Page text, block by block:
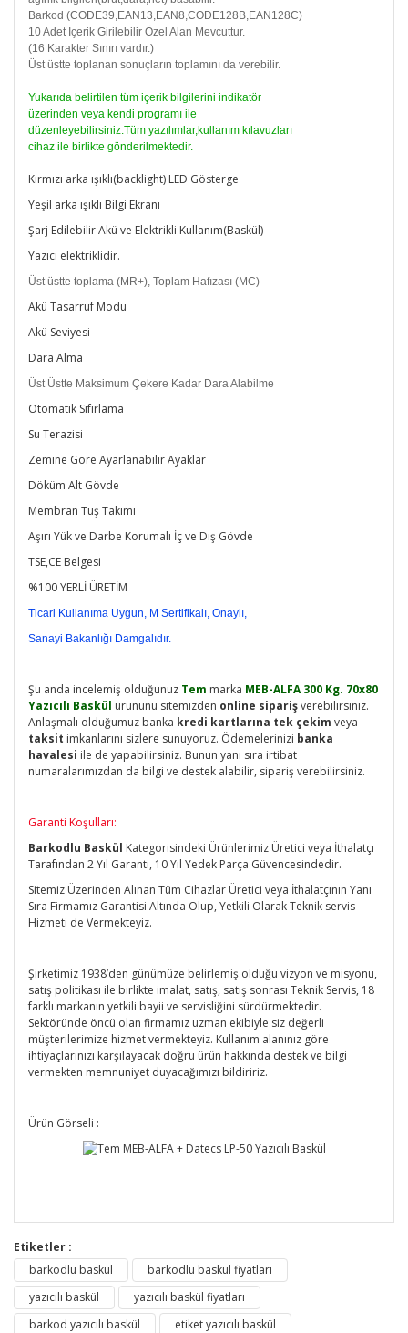
Barkod (CODE39,EAN13,EAN8,CODE128B,EAN128C)
10 Adet İçerik Girilebilir Özel Alan Mevcuttur.
(16 Karakter Sınırı vardır.)
Üst üstte toplanan sonuçların toplamını da verebilir.
Yukarıda belirtilen tüm içerik bilgilerini indikatör
üzerinden veya kendi programı ile
düzenleyebilirsiniz.Tüm yazılımlar,kullanım kılavuzları
cihaz ile birlikte gönderilmektedir.
Kırmızı arka ışıklı(backlight) LED Gösterge
Yeşil arka ışıklı Bilgi Ekranı
Şarj Edilebilir Akü ve Elektrikli Kullanım(Baskül)
Yazıcı elektriklidir.
Üst üstte toplama (MR+), Toplam Hafızası (MC)
Akü Tasarruf Modu
Akü Seviyesi
Dara Alma
Üst Üstte Maksimum Çekere Kadar Dara Alabilme
Otomatik Sıfırlama
Su Terazisi
Zemine Göre Ayarlanabilir Ayaklar
Döküm Alt Gövde
Membran Tuş Takımı
Aşırı Yük ve Darbe Korumalı İç ve Dış Gövde
TSE,CE Belgesi
%100 YERLİ ÜRETİM
Ticari Kullanıma Uygun, M Sertifikalı, Onaylı,
Sanayi Bakanlığı Damgalıdır.
Şu anda incelemiş olduğunuz Tem marka MEB-ALFA 300 Kg. 70x80
Yazıcılı Baskül ürününü sitemizden online siparişverebilirsiniz.
Anlaşmalı olduğumuz banka kredi kartlarına tek çekim veya
taksit imkanlarını sizlere sunuyoruz. Ödemelerinizi banka
havalesi ile de yapabilirsiniz. Bunun yanı sıra irtibat
numaralarımızdan da bilgi ve destek alabilir, sipariş verebilirsiniz.
Garanti Koşulları:
Barkodlu Baskül Kategorisindeki Ürünlerimiz Üretici veya İthalatçı
Tarafından 2 Yıl Garanti, 10 Yıl Yedek Parça Güvencesindedir.
Sitemiz Üzerinden Alınan Tüm Cihazlar Üretici veya İthalatçının Yanı
Sıra Firmamız Garantisi Altında Olup, Yetkili Olarak Teknik servis
Hizmeti de Vermekteyiz.
Şirketimiz 1938’den günümüze belirlemiş olduğu vizyon ve misyonu,
satış politikası ile birlikte imalat, satış, satış sonrası Teknik Servis, 18
farklı markanın yetkili bayii ve servisliğini sürdürmektedir.
Sektöründe öncü olan firmamız uzman ekibiyle siz değerli
müşterilerimize hizmet vermekteyiz. Kullanım alanınız göre
ihtiyaçlarınızı karşılayacak doğru ürün hakkında destek ve bilgi
vermekten memnuniyet duyacağımızı bildiririz.
Ürün Görseli :
Etiketler :
barkodlu baskül
barkodlu baskül fiyatları
yazıcılı baskül
yazıcılı baskül fiyatları
barkod yazıcılı baskül
etiket yazıcılı baskül